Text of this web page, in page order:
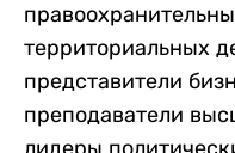
территориальных
представители
преподаватели
лидеры